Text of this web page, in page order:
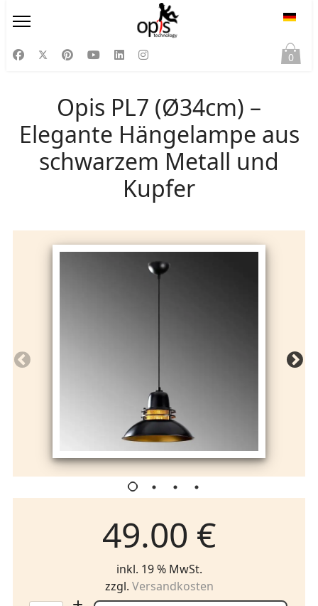
0
Opis PL7 (Ø34cm) –
Elegante Hängelampe aus
schwarzem Metall und
Kupfer
49.00 €
inkl. 19 % MwSt.
zzgl. Versandkosten